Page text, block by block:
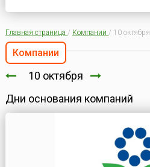
Главная страница / Компании / 10 октября
Компании
10 октября
Дни основания компаний